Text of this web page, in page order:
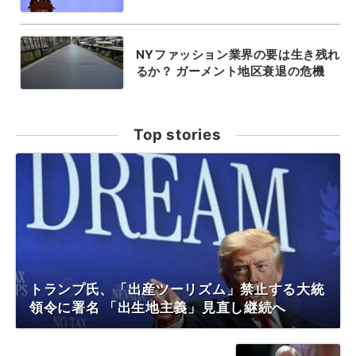
NYファッション業界の要は生き残れ
るか？ ガーメント地区衰退の危機
Top stories
トランプ氏、「出産ツーリズム」禁止する大統
領令に署名 「出生地主義」見直し継続へ